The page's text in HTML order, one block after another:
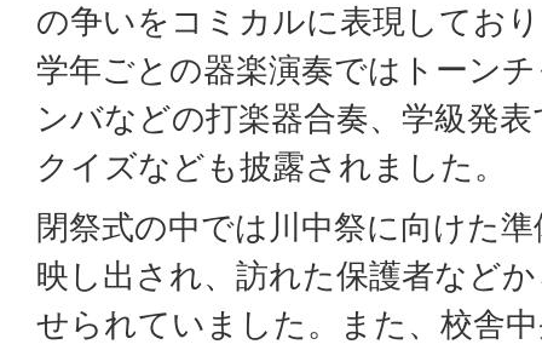
の争いをコミカルに表現してお
学年ごとの器楽演奏ではトーン
ンバなどの打楽器合奏、学級発
クイズなども披露されました。
閉祭式の中では川中祭に向けた
映し出され、訪れた保護者など
せられていました。また、校舎